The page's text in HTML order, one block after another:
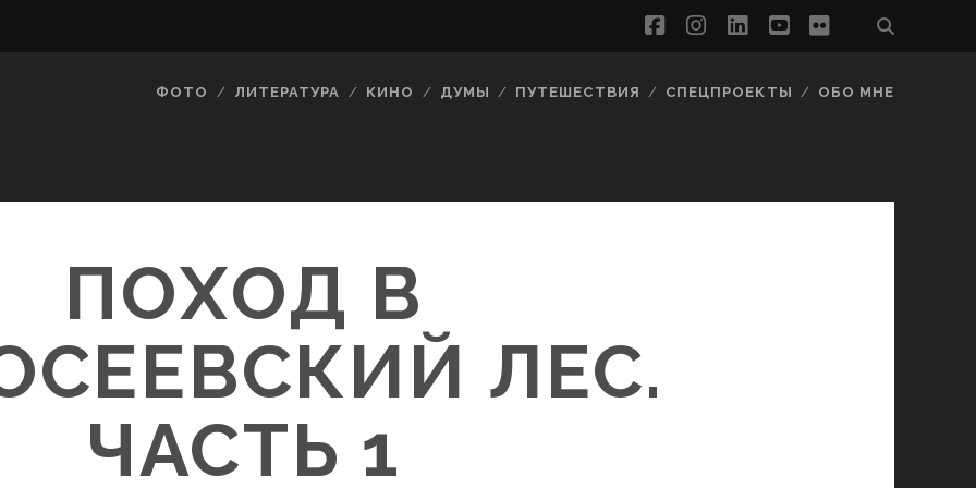
facebookinstagram
linkedin
youtube
flickr
ФОТО ЛИТЕРАТУРА КИНО ДУМЫ ПУТЕШЕСТВИЯ СПЕЦПРОЕКТЫ ОБО МНЕ
ПОХОД В
ЛЕС.
ЧАСТЬ 1